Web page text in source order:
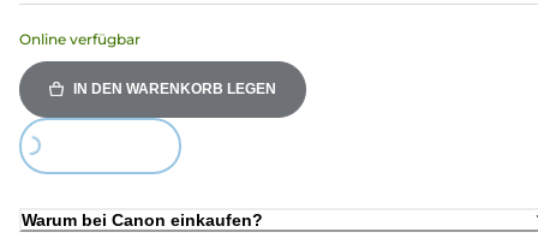
Online verfügbar
IN DEN WARENKORB LEGEN
Loading...
Warum bei Canon einkaufen?